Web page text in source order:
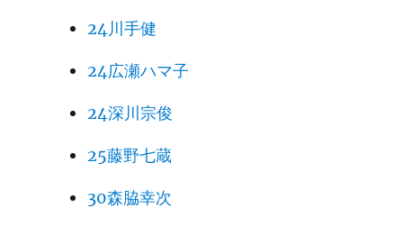
24川手健
24広瀬ハマ子
24深川宗俊
25藤野七蔵
30森脇幸次